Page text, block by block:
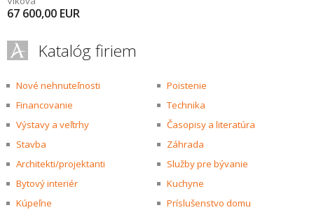
67 600,00 EUR
Katalóg firiem
Nové nehnuteľnosti
Poistenie
Financovanie
Technika
Výstavy a veľtrhy
Časopisy a literatúra
Stavba
Záhrada
Architekti/projektanti
Služby pre bývanie
Bytový interiér
Kuchyne
Kúpeľne
Príslušenstvo domu